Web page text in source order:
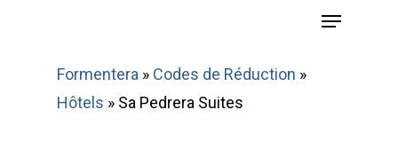
Menu
Formentera » Codes de Réduction »
Hôtels » Sa Pedrera Suites